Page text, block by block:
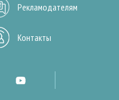
Рекламодателям
Контакты